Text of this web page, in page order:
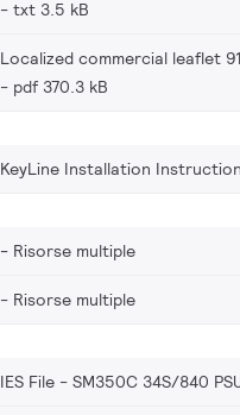
txt 3.5 kB
Localized commercial leaflet
pdf 370.3 kB
KeyLine Installation Instruction
Risorse multiple
Risorse multiple
IES File - SM350C 34S/840